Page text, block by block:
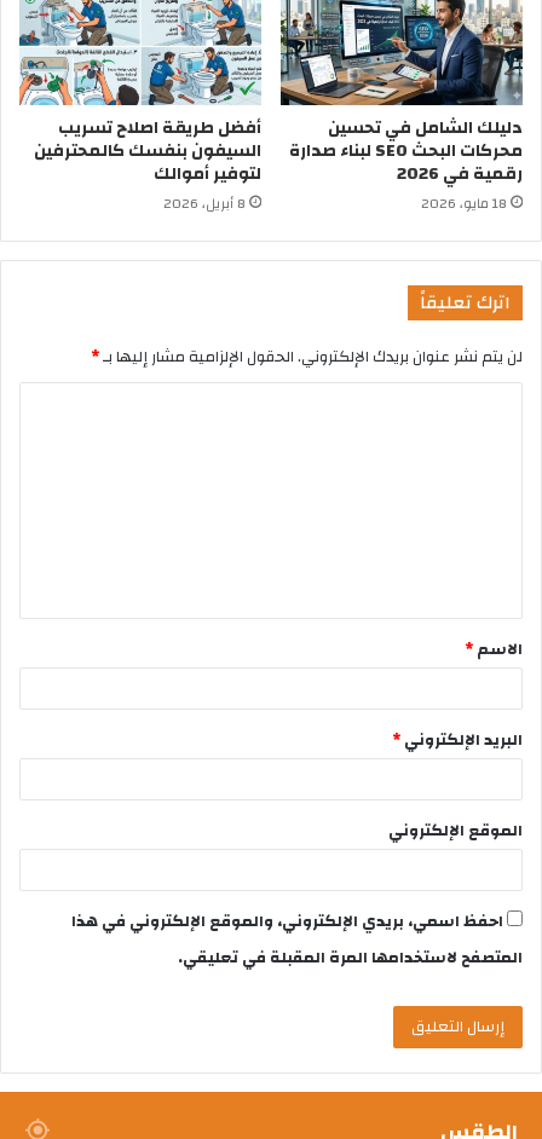
دليلك الشامل في تحسين
محركات البحث SEO لبناء صدارة
رقمية في 2026
18 مايو، 2026
أفضل طريقة اصلاح تسريب
السيفون بنفسك كالمحترفين
لتوفير أموالك
8 أبريل، 2026
اترك تعليقاً
لن يتم نشر عنوان بريدك الإلكتروني.الحقول الإلزامية مشار إليها بـ*
الاسم*
البريد الإلكتروني*
الموقع الإلكتروني
احفظ اسمي، بريدي الإلكتروني، والموقع الإلكتروني في هذا
المتصفح لاستخدامها المرة المقبلة في تعليقي.